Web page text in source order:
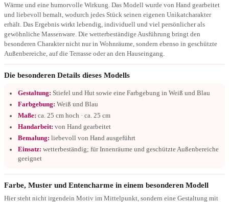
Wärme und eine humorvolle Wirkung. Das Modell wurde von Hand gearbeitet
und liebevoll bemalt, wodurch jedes Stück seinen eigenen Unikatcharakter
erhält. Das Ergebnis wirkt lebendig, individuell und viel persönlicher als
gewöhnliche Massenware. Die wetterbeständige Ausführung bringt den
besonderen Charakter nicht nur in Wohnräume, sondern ebenso in geschützte
Außenbereiche, auf die Terrasse oder an den Hauseingang.
Die besonderen Details dieses Modells
Gestaltung: Stiefel und Hut sowie eine Farbgebung in Weiß und Blau
Farbgebung: Weiß und Blau
Maße: ca. 25 cm hoch · ca. 25 cm
Handarbeit: von Hand gearbeitet
Bemalung: liebevoll von Hand ausgeführt
Einsatz: wetterbeständig; für Innenräume und geschützte Außenbereiche
geeignet
Farbe, Muster und Entencharme in einem besonderen Modell
Hier steht nicht irgendein Motiv im Mittelpunkt, sondern eine Gestaltung mit